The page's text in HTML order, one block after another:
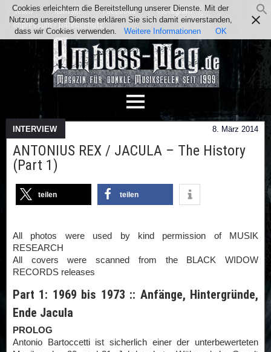
Team Kontakt Facebook
Instagram
Impressum / Datenschutz
INTERVIEW 8. März 2014
ANTONIUS REX / JACULA – The History
(Part 1)
teilen teilen
All photos were used by kind permission of MUSIK
RESEARCH
All covers were scanned from the BLACK WIDOW
RECORDS releases
Part 1: 1969 bis 1973 :: Anfänge, Hintergründe,
Ende Jacula
PROLOG
Antonio Bartoccetti ist sicherlich einer der unterbewerteten
Cookies erleichtern die Bereitstellung unserer Dienste. Mit der
Nutzung unserer Dienste erklären Sie sich damit einverstanden,
dass wir Cookies verwenden.
Weitere Informationen OK